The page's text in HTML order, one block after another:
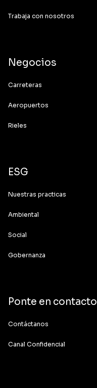
Trabaja con nosotros
Negocios
Carreteras
Aeropuertos
Rieles
ESG
Nuestras practicas
Ambiental
Social
Gobernanza
Ponte en contacto
Contáctanos
Canal Confidencial